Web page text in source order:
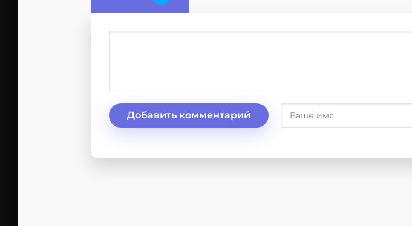
Добавить комментарий